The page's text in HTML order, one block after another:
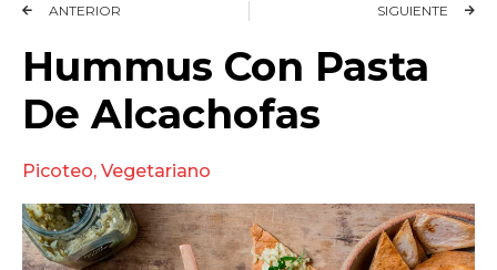
ANTERIOR SIGUIENTE
Hummus Con Pasta
De Alcachofas
Picoteo, Vegetariano